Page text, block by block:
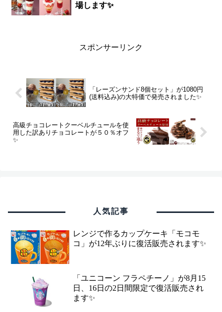
場します✨
スポンサーリンク
「レーズンサンド8個セット」が1080円
(送料込み)の大特価で発売されました✨
高級チョコレートクーベルチュールを使
用した訳ありチョコレートが５０％オフ
✨
人気記事
レンジで作るカップケーキ「モコモ
コ」が12年ぶりに復活販売されます✨
「ユニコーン フラペチーノ」が8月15
日、16日の2日間限定で復活販売され
ます✨